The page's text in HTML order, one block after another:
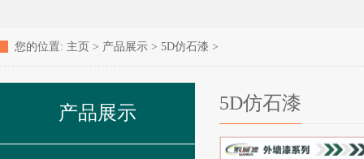
您的位置: 主页 > 产品展示 > 5D仿石漆 >
产品展示 5D仿石漆